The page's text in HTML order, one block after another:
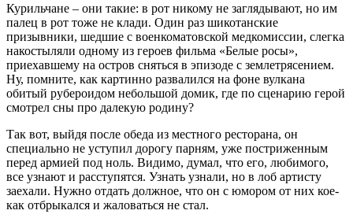
Курильчане – они такие: в рот никому не заглядывают, но им
палец в рот тоже не клади. Один раз шикотанские
призывники, шедшие с военкоматовской медкомиссии, слегка
накостыляли одному из героев фильма «Белые росы»,
приехавшему на остров сняться в эпизоде с землетрясением.
Ну, помните, как картинно развалился на фоне вулкана
обитый рубероидом небольшой домик, где по сценарию герой
смотрел сны про далекую родину?
Так вот, выйдя после обеда из местного ресторана, он
специально не уступил дорогу парням, уже постриженным
перед армией под ноль. Видимо, думал, что его, любимого,
все узнают и расступятся. Узнать узнали, но в лоб артисту
заехали. Нужно отдать должное, что он с юмором от них кое-
как отбрыкался и жаловаться не стал.